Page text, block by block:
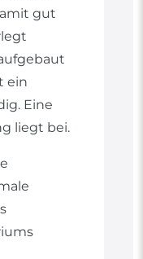
gut
ein
Eine
liegt bei.